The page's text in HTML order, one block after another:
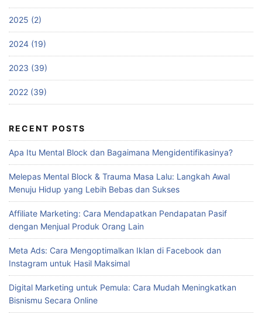
2025 (2)
2024 (19)
2023 (39)
2022 (39)
RECENT POSTS
Apa Itu Mental Block dan Bagaimana Mengidentifikasinya?
Melepas Mental Block & Trauma Masa Lalu: Langkah Awal
Menuju Hidup yang Lebih Bebas dan Sukses
Affiliate Marketing: Cara Mendapatkan Pendapatan Pasif
dengan Menjual Produk Orang Lain
Meta Ads: Cara Mengoptimalkan Iklan di Facebook dan
Instagram untuk Hasil Maksimal
Digital Marketing untuk Pemula: Cara Mudah Meningkatkan
Bisnismu Secara Online